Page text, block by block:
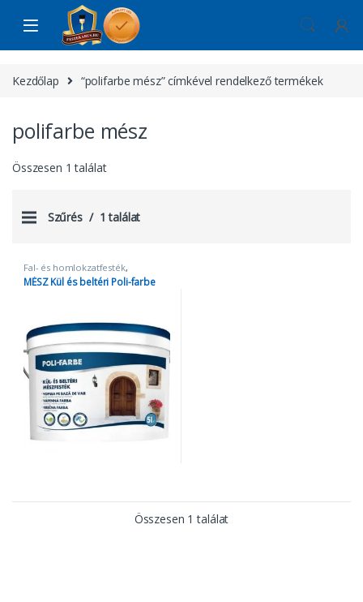
Skip to navigation
Skip to content
Kezdőlap “polifarbe mész” címkével rendelkező termékek
polifarbe mész
Összesen 1 találat
Szűrés 1 találat
Fal- és homlokzatfesték,
Mészfestékek
MÉSZ Kül és beltéri Poli-farbe
Összesen 1 találat